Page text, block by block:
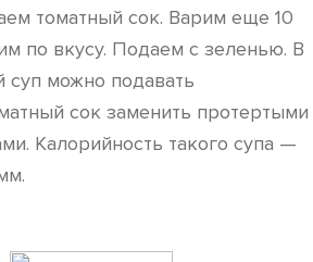
томатный сок. Варим еще 10
по вкусу. Подаем с зеленью. В
можно подавать
сок заменить протертыми
Калорийность такого супа —